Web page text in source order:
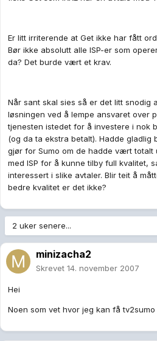
Er litt irriterende at Get ikke har fått
Bør ikke absolutt alle ISP-er som
da? Det burde vært et krav.
Når sant skal sies så er det litt snodig
løsningen ved å lempe ansvaret over
tjenesten istedet for å investere i nok
(og da ta ekstra betalt). Hadde gladlig
gjør for Sumo om de hadde vært totalt
med ISP for å kunne tilby full kvalitet,
interessert i slike avtaler. Blir teit å
bedre kvalitet er det ikke?
2 uker senere...
minizacha2
Skrevet 14. november 2007
Hei
Noen som vet hvor jeg kan få